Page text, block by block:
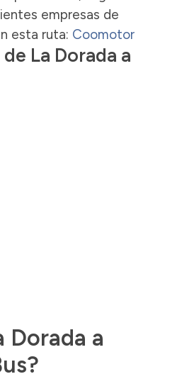
empresas de
esta ruta: Coomotor
La Dorada a
Dorada a